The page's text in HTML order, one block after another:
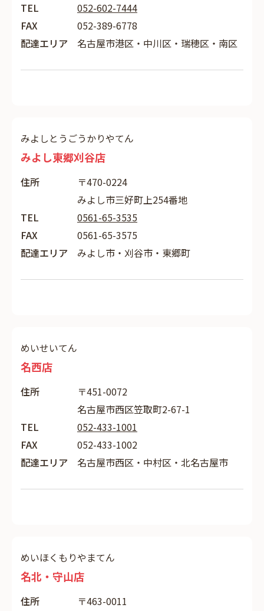
TEL
052-602-7444
FAX
052-389-6778
配達エリア
名古屋市港区・中川区・瑞穂区・南区
みよしとうごうかりやてん
みよし東郷刈谷店
住所
〒470-0224
みよし市三好町上254番地
TEL
0561-65-3535
FAX
0561-65-3575
配達エリア
みよし市・刈谷市・東郷町
めいせいてん
名西店
住所
〒451-0072
名古屋市西区笠取町2-67-1
TEL
052-433-1001
FAX
052-433-1002
配達エリア
名古屋市西区・中村区・北名古屋市
めいほくもりやまてん
名北・守山店
住所
〒463-0011